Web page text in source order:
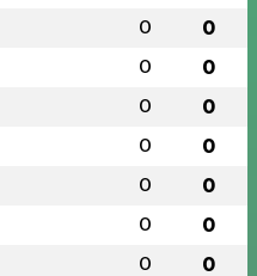
0 0
0 0
0 0
0 0
0 0
0 0
0 0